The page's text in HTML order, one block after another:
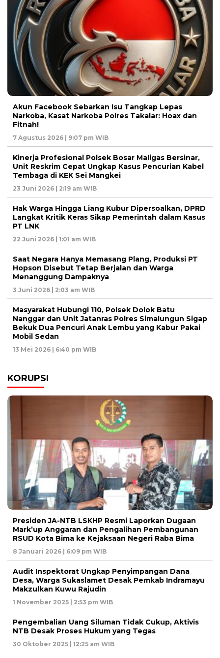
Akun Facebook Sebarkan Isu Tangkap Lepas
Narkoba, Kasat Narkoba Polres Takalar: Hoax dan
Fitnah!
7 Agustus 2026 | 9:07 pm WIB
Kinerja Profesional Polsek Bosar Maligas Bersinar,
Unit Reskrim Cepat Ungkap Kasus Pencurian Kabel
Tembaga di KEK Sei Mangkei
23 Juni 2026 | 2:19 am WIB
Hak Warga Hingga Liang Kubur Dipersoalkan, DPRD
Langkat Kritik Keras Sikap Pemerintah dalam Kasus
PT LNK
22 Juni 2026 | 1:01 am WIB
Saat Negara Hanya Memasang Plang, Produksi PT
Hopson Disebut Tetap Berjalan dan Warga
Menanggung Dampaknya
3 Juni 2026 | 2:03 am WIB
Masyarakat Hubungi 110, Polsek Dolok Batu
Nanggar dan Unit Jatanras Polres Simalungun Sigap
Bekuk Dua Pencuri Anak Lembu yang Kabur Pakai
Mobil Sedan
13 Mei 2026 | 6:40 pm WIB
KORUPSI
Presiden JA-NTB LSKHP Resmi Laporkan Dugaan
Mark’up Anggaran dan Pengalihan Pembangunan
RSUD Kota Bima ke Kejaksaan Negeri Raba Bima
8 Januari 2026 | 6:09 pm WIB
Audit Inspektorat Ungkap Penyimpangan Dana
Desa, Warga Sukaslamet Desak Pemkab Indramayu
Makzulkan Kuwu Rajudin
1 November 2025 | 2:53 pm WIB
Pengembalian Uang Siluman Tidak Cukup, Aktivis
NTB Desak Proses Hukum yang Tegas
30 Oktober 2025 | 12:25 am WIB